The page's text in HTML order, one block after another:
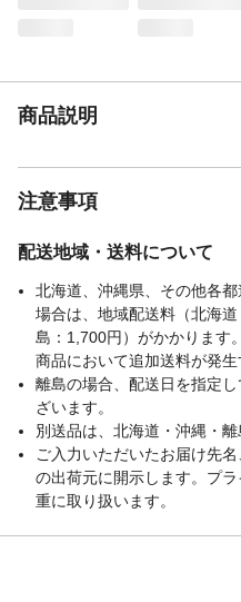
商品説明
注意事項
配送地域・送料について
北海道、沖縄県、その他各
場合は、地域配送料（北海
島：1,700円）がかかります
商品において追加送料が発生
離島の場合、配送日を指定
ざいます。
別送品は、北海道・沖縄・
ご入力いただいたお届け先
の出荷元に開示します。プ
重に取り扱います。